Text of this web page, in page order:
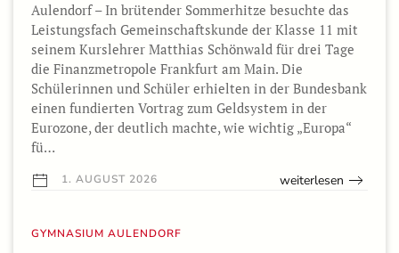
Aulendorf – In brütender Sommerhitze besuchte das
Leistungsfach Gemeinschaftskunde der Klasse 11 mit
seinem Kurslehrer Matthias Schönwald für drei Tage
die Finanzmetropole Frankfurt am Main. Die
Schülerinnen und Schüler erhielten in der Bundesbank
einen fundierten Vortrag zum Geldsystem in der
Eurozone, der deutlich machte, wie wichtig „Europa“
fü…
1. AUGUST 2026 weiterlesen
GYMNASIUM AULENDORF